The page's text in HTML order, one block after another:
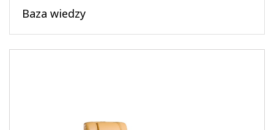
Baza wiedzy